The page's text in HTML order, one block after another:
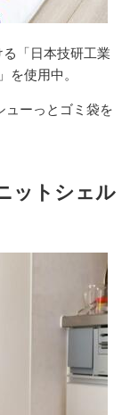
「日本技研工業
使用中。
ューっとゴミ袋を
ットシェル